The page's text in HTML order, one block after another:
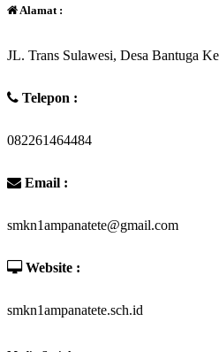
Alamat :
JL. Trans Sulawesi, Desa Bantuga
Telepon :
082261464484
Email :
smkn1ampanatete@gmail.com
Website :
smkn1ampanatete.sch.id